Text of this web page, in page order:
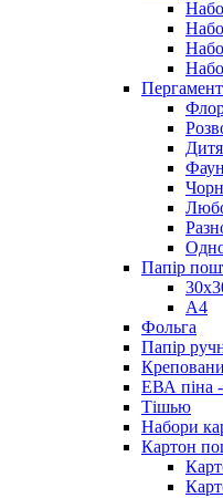
Папір
А4
Фольга
Папір
ЕВА піна -
Тішью
Набори
Картон